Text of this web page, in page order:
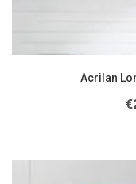
Acrilan
€